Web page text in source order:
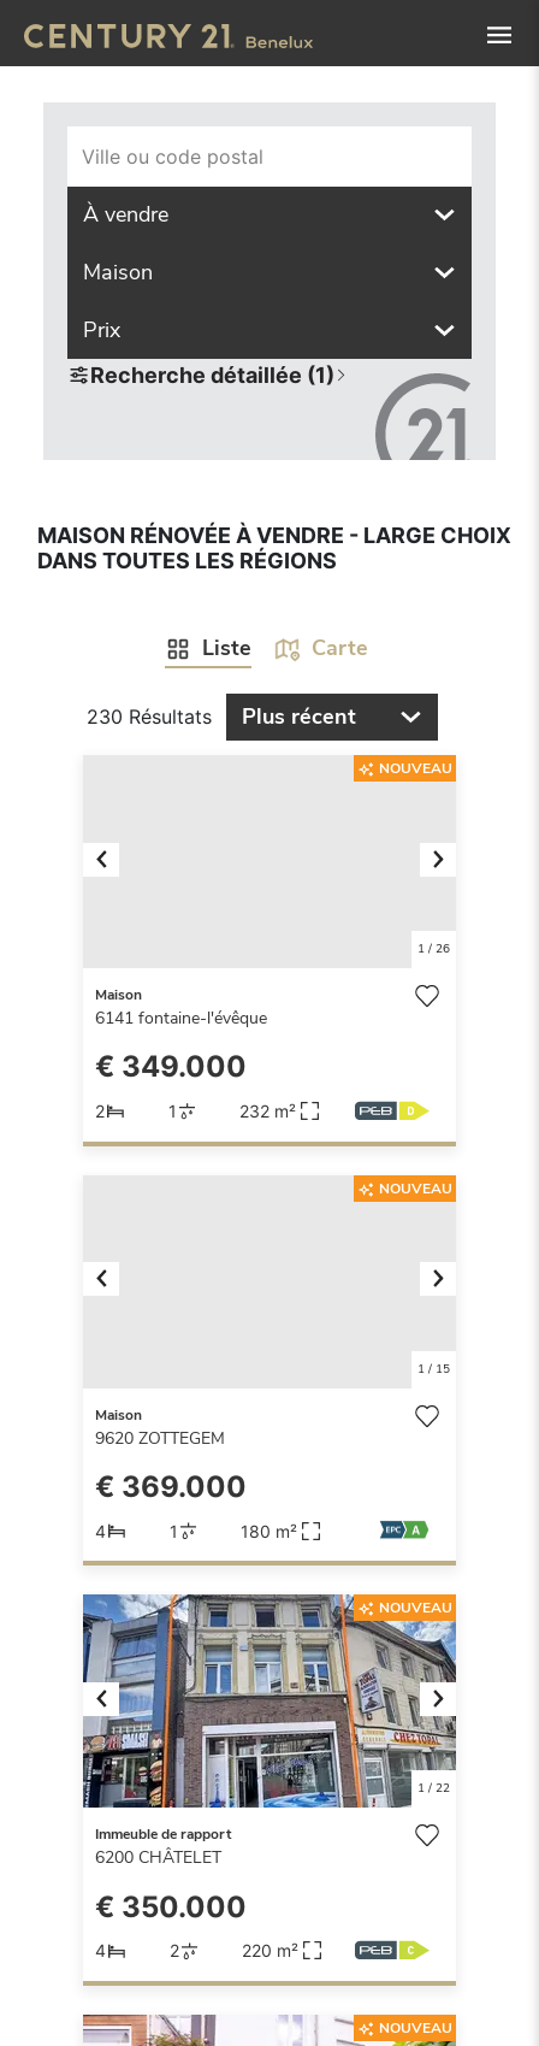
Ville ou code postal
À vendre
Maison
Prix
Recherche détaillée (1)
MAISON RÉNOVÉE À VENDRE - LARGE CHOIX
DANS TOUTES LES RÉGIONS
Liste Carte
230 Résultats Plus récent
Next
1/ 26
NOUVEAU
Maison
6141 fontaine-l'évêque
€ 349.000
2 1 232 m²
Next
1/ 15
NOUVEAU
Maison
9620 ZOTTEGEM
€ 369.000
4 1 180 m²
Previous Next
1/ 22
NOUVEAU
Immeuble de rapport
6200 CHÂTELET
€ 350.000
4 2 220 m²
NOUVEAU